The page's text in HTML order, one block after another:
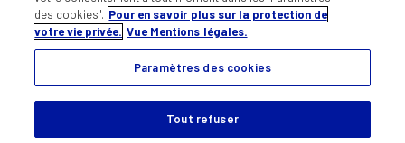
MENTIONS LÉGALES
CONDITIONS GÉNÉRALES
PROTECTION DES DONNÉES
des cookies". Pour en savoir plus sur la protection de
votre vie privée. Vue Mentions légales.
Paramètres des cookies
Tout refuser